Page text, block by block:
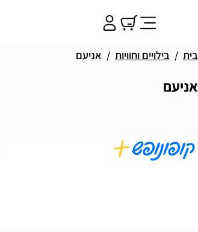
בית בילויים וחוויות אניעם
אניעם